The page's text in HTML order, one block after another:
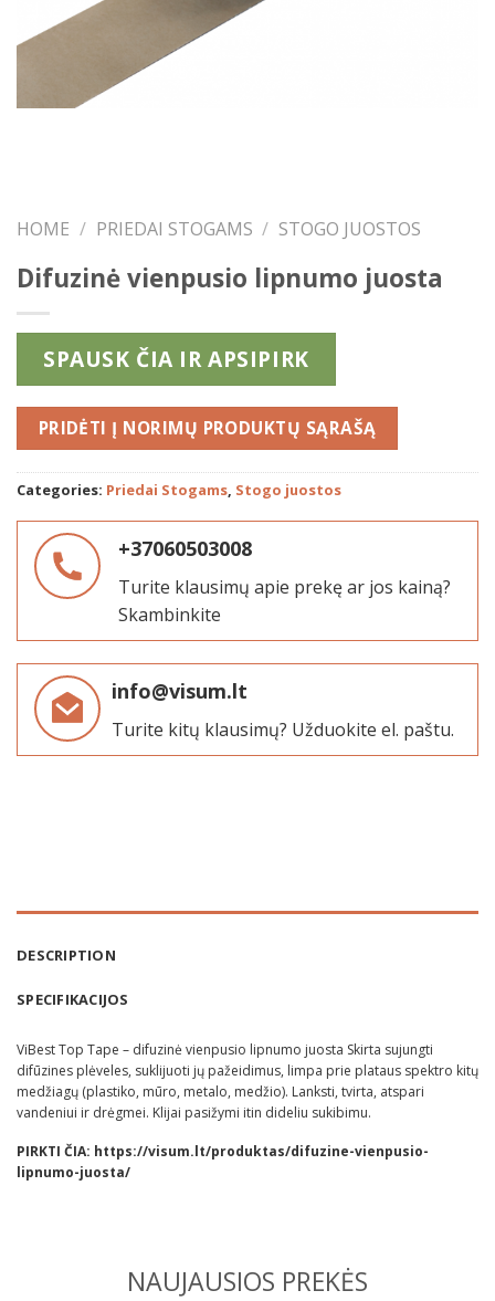
HOME / PRIEDAI STOGAMS / STOGO JUOSTOS
Difuzinė vienpusio lipnumo juosta
SPAUSK ČIA IR APSIPIRK
PRIDĖTI
Categories: Priedai Stogams, Stogo juostos
+37060503008
Turite klausimų apie prekę ar jos kainą?
Skambinkite
info@visum.lt
Turite kitų klausimų? Užduokite el. paštu.
DESCRIPTION
SPECIFIKACIJOS
ViBest Top Tape – difuzinė vienpusio lipnumo juosta Skirta sujungti
difūzines plėveles, suklijuoti jų pažeidimus, limpa prie plataus spektro kitų
medžiagų (plastiko, mūro, metalo, medžio). Lanksti, tvirta, atspari
vandeniui ir drėgmei. Klijai pasižymi itin dideliu sukibimu.
PIRKTI ČIA: https://visum.lt/produktas/difuzine-vienpusio-
lipnumo-juosta/
NAUJAUSIOS PREKĖS